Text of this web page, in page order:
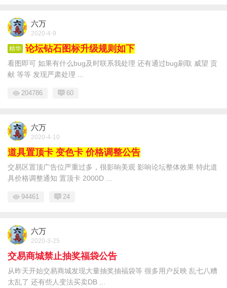
六万
2020-4-9
精华 论坛钻石图标升级规则如下
看图即可 如果有什么bug及时联系我处理 还有通过bug刷取 威望 贡
献 等等 发现严肃处理 ...
204786 60
六万
2020-4-10
道具置顶卡 变色卡 价格调整公告
交易区置顶广告位严重过多，很影响美观 影响论坛整体效果 特此道
具价格调整通知 置顶卡 2000D ...
94461 24
六万
2020-3-25
交易商城禁止抽奖福袋公告
从昨天开始交易商城发现大量抽奖抽福袋等 很多用户反映 乱七八糟
太乱了 还有些人变法买卖DB ...